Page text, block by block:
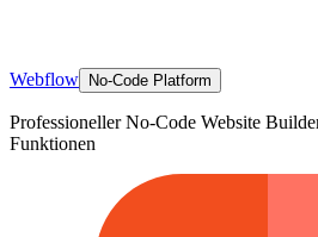
Webflow No-Code Platform
Professioneller No-Code Website
Funktionen